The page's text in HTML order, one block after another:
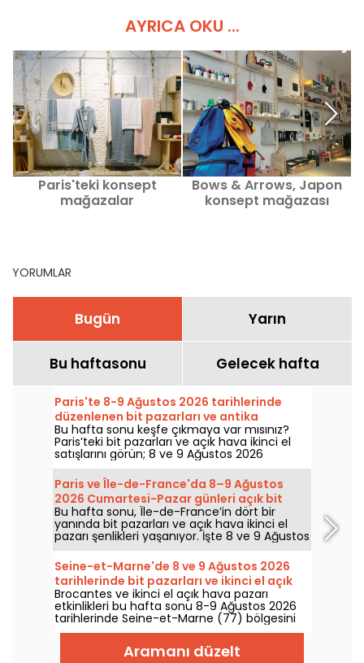
AYRICA OKU ...
Paris'teki konsept
mağazalar
Bows & Arrows, Japon
konsept mağazası
YORUMLAR
Bugün Yarın
Bu haftasonu Gelecek hafta
Paris'te 8-9 Ağustos 2026 tarihlerinde
düzenlenen bit pazarları ve antika
pazarları - hafta sonu programı
Bu hafta sonu keşfe çıkmaya var mısınız?
Paris’teki bit pazarları ve açık hava ikinci el
satışlarını görün; 8 ve 9 Ağustos 2026
Cumartesi ve Pazar günleri kaçırmamanız
gereken harika fırsatlarla dolu bir alışveriş
şansı sizleri bekliyor.
Paris ve Île-de-France'da 8–9 Ağustos
2026 Cumartesi-Pazar günleri açık bit
pazarları ve ikinci el tezgahları - hafta
sonu programı
Bu hafta sonu, Île-de-France’in dört bir
yanında bit pazarları ve açık hava ikinci el
pazarı şenlikleri yaşanıyor. İşte 8 ve 9 Ağustos
2026 Cumartesi ve Pazar günleri keşfe çıkıp
etrafa bakınacaklar ve belki de nadide bir
inciyi bulacaklar için kaçırılmaması gereken
buluşmalar.
Seine-et-Marne'de 8 ve 9 Ağustos 2026
tarihlerinde bit pazarları ve ikinci el açık
hava pazarları - 77
Brocantes ve ikinci el açık hava pazarı
etkinlikleri bu hafta sonu 8-9 Ağustos 2026
tarihlerinde Seine-et-Marne (77) bölgesini
canlandırıyor. Sizi bekleyen programlar
hakkında özet bilgi veriyoruz!
Aramanı düzelt